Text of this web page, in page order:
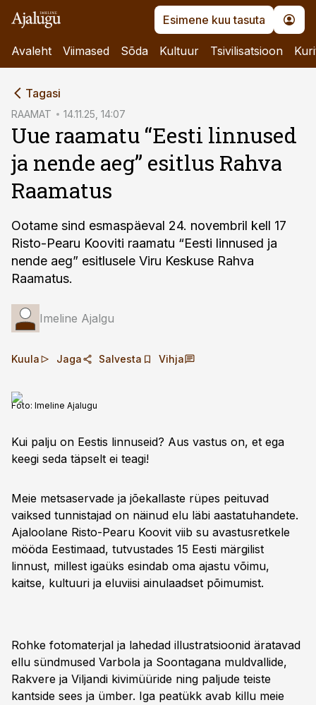
Esimene kuu tasuta
Avaleht Viimased Sõda Kultuur Tsivilisatsioon
Tagasi
RAAMAT 14.11.25, 14:07
Uue raamatu “Eesti linnused
ja nende aeg” esitlus Rahva
Raamatus
Ootame sind esmaspäeval 24. novembril kell 17
Risto-Pearu Kooviti raamatu “Eesti linnused ja
nende aeg” esitlusele Viru Keskuse Rahva
Raamatus.
Imeline Ajalgu
Kuula Jaga Salvesta Vihja
Foto: Imeline Ajalugu
Kui palju on Eestis linnuseid? Aus vastus on, et ega
keegi seda täpselt ei teagi!
Meie metsaservade ja jõekallaste rüpes peituvad
vaiksed tunnistajad on näinud elu läbi aastatuhandete.
Ajaloolane Risto-Pearu Koovit viib su avastusretkele
mööda Eestimaad, tutvustades 15 Eesti märgilist
linnust, millest igaüks esindab oma ajastu võimu,
kaitse, kultuuri ja eluviisi ainulaadset põimumist.
Rohke fotomaterjal ja lahedad illustratsioonid äratavad
ellu sündmused Varbola ja Soontagana muldvallide,
Rakvere ja Viljandi kivimüüride ning paljude teiste
kantside sees ja ümber. Iga peatükk avab killu meie